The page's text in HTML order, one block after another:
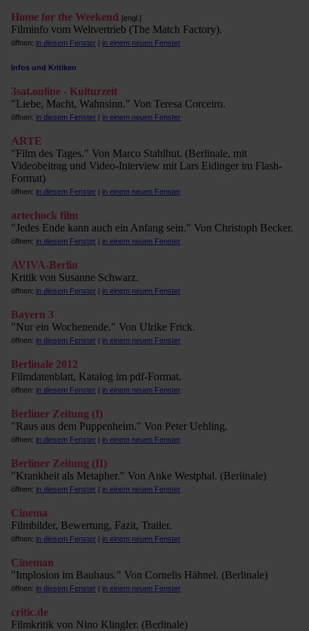
Home for the Weekend [engl.]
Filminfo vom Weltvertrieb (The Match Factory).
öffnen: in diesem Fenster | in einem neuen Fenster
Infos und Kritiken
3sat.online - Kulturzeit
"Liebe, Macht, Wahnsinn." Von Teresa Corceiro.
öffnen: in diesem Fenster | in einem neuen Fenster
ARTE
"Film des Tages." Von Marco Stahlhut. (Berlinale, mit
Videobeitrag und Video-Interview mit Lars Eidinger im Flash-
Format)
öffnen: in diesem Fenster | in einem neuen Fenster
artechock film
"Jedes Ende kann auch ein Anfang sein." Von Christoph Becker.
öffnen: in diesem Fenster | in einem neuen Fenster
AVIVA-Berlin
Kritik von Susanne Schwarz.
öffnen: in diesem Fenster | in einem neuen Fenster
Bayern 3
"Nur ein Wochenende." Von Ulrike Frick.
öffnen: in diesem Fenster | in einem neuen Fenster
Berlinale 2012
Filmdatenblatt, Katalog im pdf-Format.
öffnen: in diesem Fenster | in einem neuen Fenster
Berliner Zeitung (I)
"Raus aus dem Puppenheim." Von Peter Uehling.
öffnen: in diesem Fenster | in einem neuen Fenster
Berliner Zeitung (II)
"Krankheit als Metapher." Von Anke Westphal. (Berlinale)
öffnen: in diesem Fenster | in einem neuen Fenster
Cinema
Filmbilder, Bewertung, Fazit, Trailer.
öffnen: in diesem Fenster | in einem neuen Fenster
Cineman
"Implosion im Bauhaus." Von Cornelis Hähnel. (Berlinale)
öffnen: in diesem Fenster | in einem neuen Fenster
critic.de
Filmkritik von Nino Klingler. (Berlinale)